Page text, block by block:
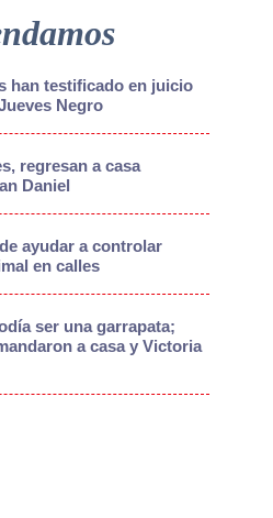
han testificado en juicio
Negro
regresan a casa
Daniel
ayudar a controlar
en calles
ser una garrapata;
a casa y Victoria